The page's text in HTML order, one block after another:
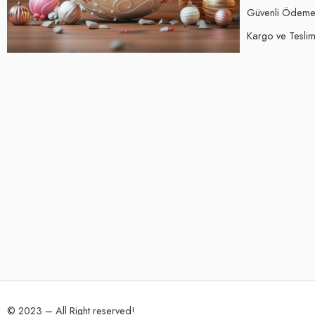
Güvenli Ödeme
Kargo ve
© 2023 – All Right reserved!